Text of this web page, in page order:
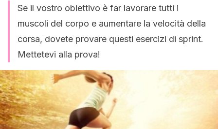
Se il vostro obiettivo è far lavorare tutti i
muscoli del corpo e aumentare la velocità della
corsa, dovete provare questi esercizi di sprint.
Mettetevi alla prova!